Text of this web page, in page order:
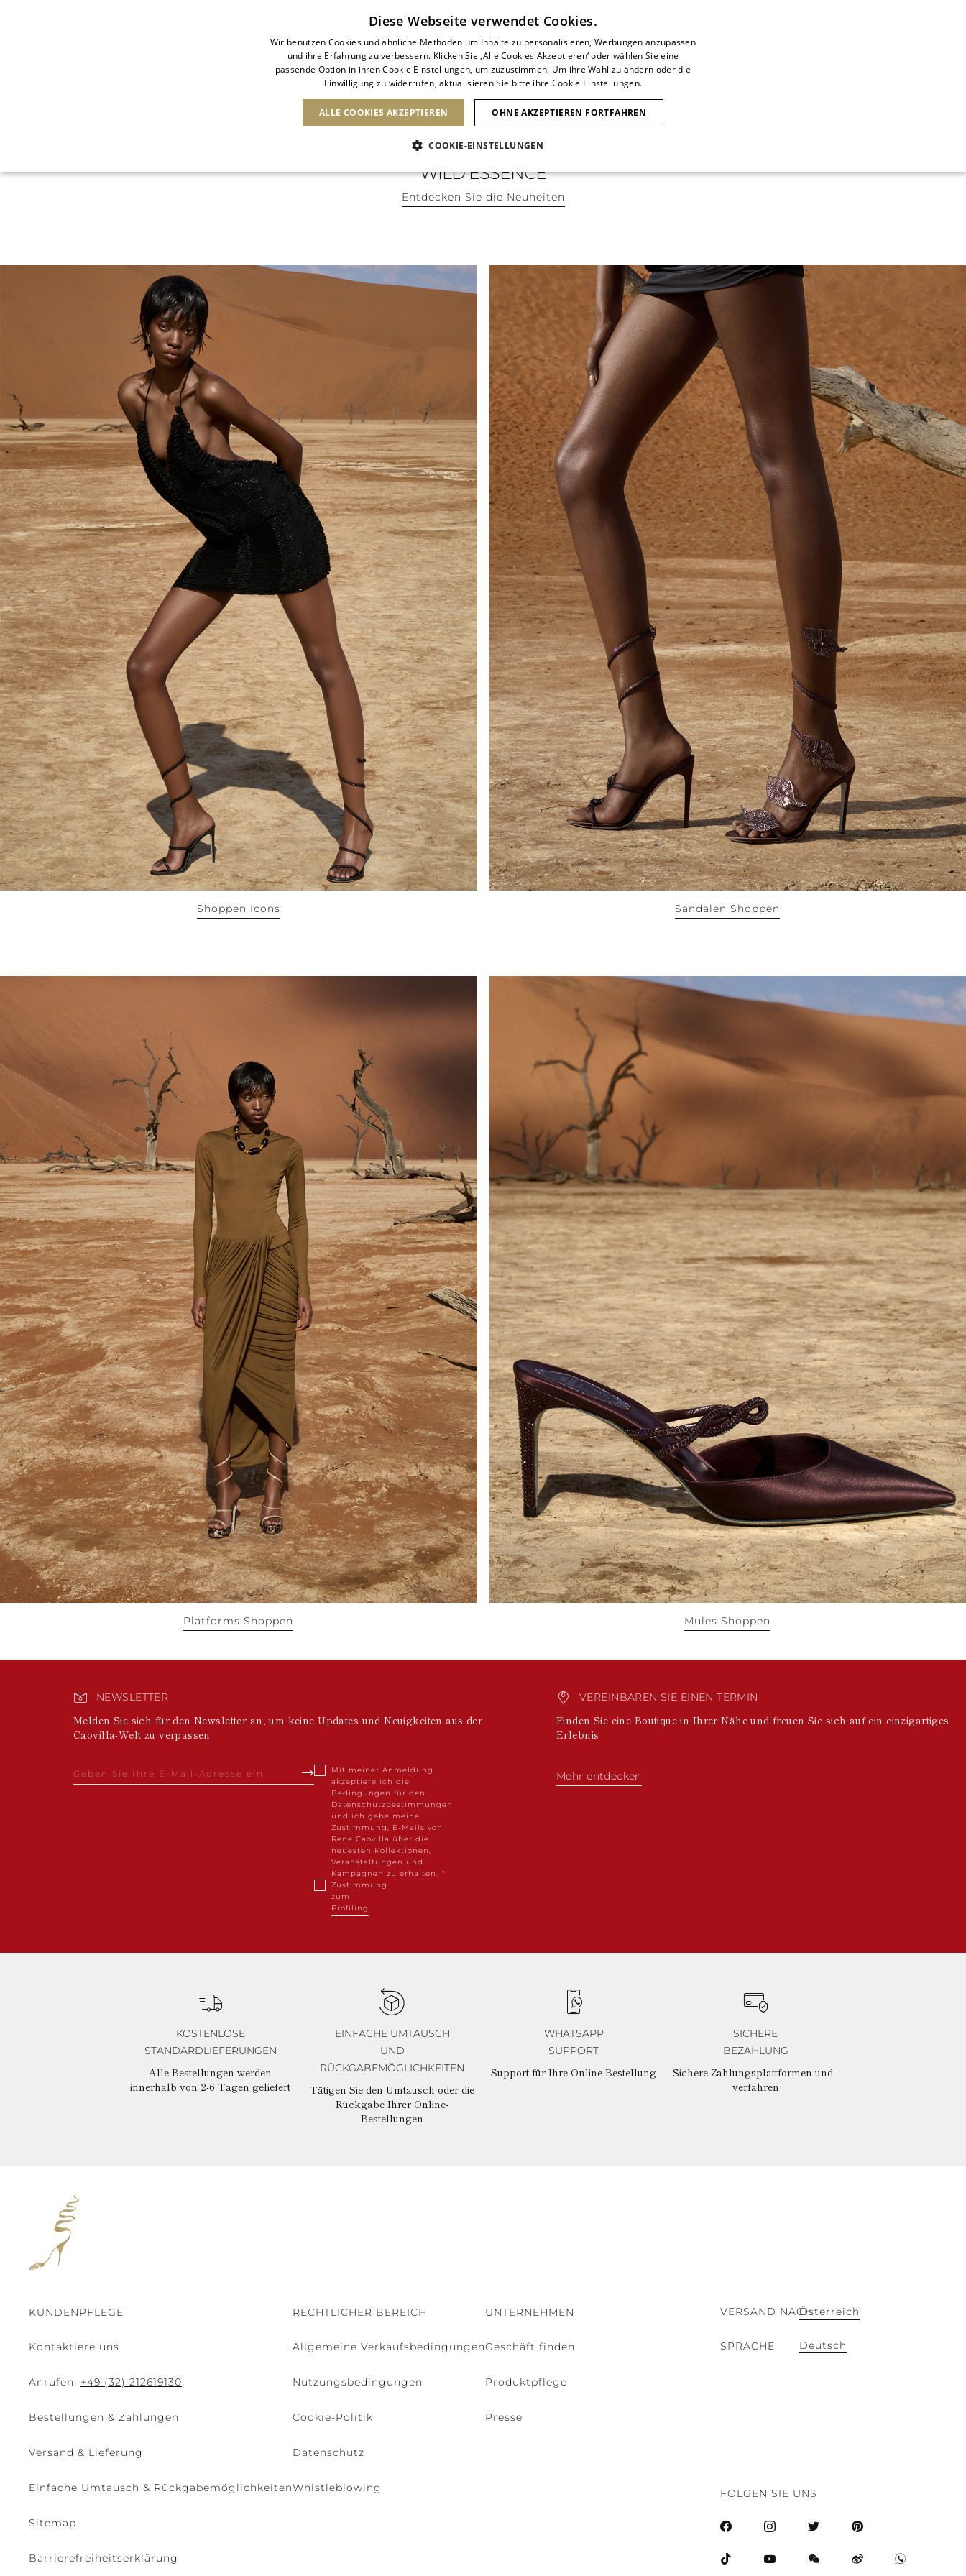
WILD ESSENCE
Entdecken Sie die Neuheiten
Shoppen Icons Sandalen Shoppen
Platforms Shoppen Mules Shoppen
NEWSLETTER
Melden Sie sich für den Newsletter an, um keine Updates und Neuigkeiten aus der
Caovilla-Welt zu verpassen
Mit meiner Anmeldung
akzeptiere ich die
Bedingungen für den
Datenschutzbestimmungen
und ich gebe meine
Zustimmung, E-Mails von
Rene Caovilla über die
neuesten Kollektionen,
Veranstaltungen und
Kampagnen zu erhalten.
Zustimmung
zum
Profiling.
VEREINBAREN SIE EINEN TERMIN
Finden Sie eine Boutique in Ihrer Nähe und freuen Sie sich auf ein einzigartiges
Erlebnis
Mehr entdecken
KOSTENLOSE
STANDARDLIEFERUNGEN
Alle Bestellungen werden
innerhalb von 2-6 Tagen geliefert
EINFACHE UMTAUSCH
UND
RÜCKGABEMÖGLICHKEITEN
Tätigen Sie den Umtausch oder die
Rückgabe Ihrer Online-
Bestellungen
WHATSAPP
SUPPORT
Support für Ihre Online-Bestellung
SICHERE
BEZAHLUNG
Sichere Zahlungsplattformen und -
verfahren
KUNDENPFLEGE
Kontaktiere uns
Anrufen: +49 (32) 212619130
Bestellungen & Zahlungen
Versand & Lieferung
Einfache Umtausch & Rückgabemöglichkeiten
Sitemap
Barrierefreiheitserklärung
RECHTLICHER BEREICH
Allgemeine Verkaufsbedingungen
Nutzungsbedingungen
Cookie-Politik
Datenschutz
Whistleblowing
UNTERNEHMEN
Geschäft finden
Produktpflege
Presse
VERSAND NACHÖsterreich
SPRACHE Deutsch
FOLGEN SIE UNS
Diese Webseite verwendet Cookies.
Wir benutzen Cookies und ähnliche Methoden um Inhalte zu personalisieren, Werbungen anzupassen
und ihre Erfahrung zu verbessern. Klicken Sie ‚Alle Cookies Akzeptieren‘ oder wählen Sie eine
passende Option in ihren Cookie Einstellungen, um zuzustimmen. Um ihre Wahl zu ändern oder die
Einwilligung zu widerrufen, aktualisieren Sie bitte ihre Cookie Einstellungen.
ALLE COOKIES AKZEPTIEREN OHNE AKZEPTIEREN FORTFAHREN
COOKIE-EINSTELLUNGEN